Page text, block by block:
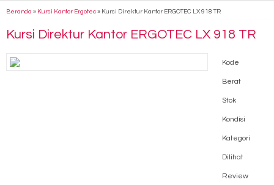
Beranda » Kursi Kantor Ergotec » Kursi Direktur Kantor ERGOTEC LX 918 TR
Kursi Direktur Kantor ERGOTEC LX 918 TR
Kode
Berat
Stok
Kondisi
Kategori
Dilihat
Review